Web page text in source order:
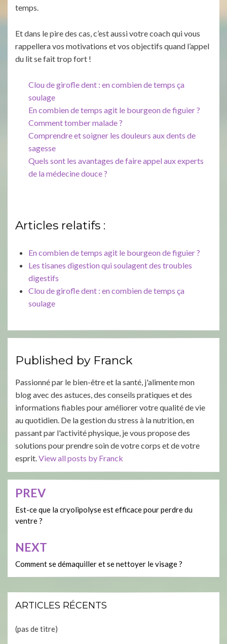
temps.
Et dans le pire des cas, c’est aussi votre coach qui vous
rappellera vos motivations et vos objectifs quand l’appel
du lit se fait trop fort !
Clou de girofle dent : en combien de temps ça
soulage
En combien de temps agit le bourgeon de figuier ?
Comment tomber malade ?
Comprendre et soigner les douleurs aux dents de
sagesse
Quels sont les avantages de faire appel aux experts
de la médecine douce ?
Articles relatifs :
En combien de temps agit le bourgeon de figuier ?
Les tisanes digestion qui soulagent des troubles
digestifs
Clou de girofle dent : en combien de temps ça
soulage
Published by Franck
Passionné par le bien-être et la santé, j'alimente mon
blog avec des astuces, des conseils pratiques et des
informations fiables pour améliorer votre qualité de vie
au quotidien. De la gestion du stress à la nutrition, en
passant par l'activité physique, je vous propose des
solutions pour prendre soin de votre corps et de votre
esprit.View all posts by Franck
Navigation
de
l’article
PREV
Est-ce que la cryolipolyse est efficace pour perdre du
ventre ?
NEXT
Comment se démaquiller et se nettoyer le visage ?
ARTICLES RÉCENTS
(pas de titre)